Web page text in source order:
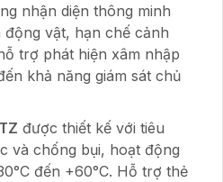
nhận diện thông minh
vật, hạn chế cảnh
trợ phát hiện xâm nhập
khả năng giám sát chủ
được thiết kế với tiêu
và chống bụi, hoạt động
đến +60°C. Hỗ trợ thẻ